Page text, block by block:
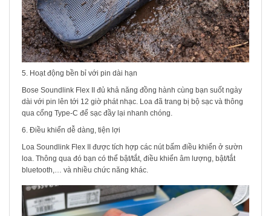
5. Hoạt động bền bỉ với pin dài hạn
Bose Soundlink Flex II đủ khả năng đồng hành cùng bạn suốt ngày
dài với pin lên tới 12 giờ phát nhạc. Loa đã trang bị bộ sạc và thông
qua cổng Type-C để sạc đầy lại nhanh chóng.
6. Điều khiển dễ dàng, tiện lợi
Loa Soundlink Flex II được tích hợp các nút bấm điều khiển ở sườn
loa. Thông qua đó bạn có thể bật/tắt, điều khiển âm lượng, bật/tắt
bluetooth,… và nhiều chức năng khác.